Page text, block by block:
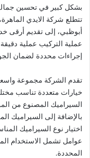
بشكل كبير في تحسين
تتطلع شركة الايدي
أبوظبي، إلى تقديم أرقى
عملية التركيب عملية
إجراءات محددة لضمان
تقدم الشركة مجموعة
خيارات متعددة تناسب
السيراميك المصنوع من
بالإضافة إلى السيراميك
اختيار نوع السيراميك
عوامل تشمل الاستخدام
المحددة.